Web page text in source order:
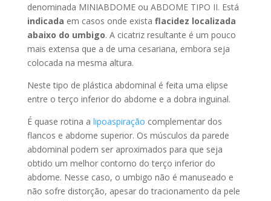
denominada MINIABDOME ou ABDOME TIPO II. Está
indicada em casos onde exista flacidez localizada
abaixo do umbigo. A cicatriz resultante é um pouco
mais extensa que a de uma cesariana, embora seja
colocada na mesma altura.
Neste tipo de plástica abdominal é feita uma elipse
entre o terço inferior do abdome e a dobra inguinal.
É quase rotina a lipoaspiraçāo complementar dos
flancos e abdome superior. Os músculos da parede
abdominal podem ser aproximados para que seja
obtido um melhor contorno do terço inferior do
abdome. Nesse caso, o umbigo não é manuseado e
não sofre distorção, apesar do tracionamento da pele